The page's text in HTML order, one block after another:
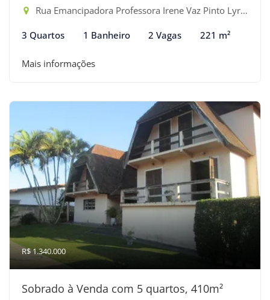
Rua Emancipadora Professora Irene Vaz Pinto Lyra - Indaiá, Bertioga-SP
3 Quartos 1 Banheiro 2 Vagas 221 m²
Mais informações
R$ 1.340.000
Sobrado à Venda com 5 quartos, 410m²